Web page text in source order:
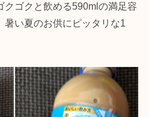
クゴクと飲める590mlの満足容
暑い夏のお供にピッタリな1